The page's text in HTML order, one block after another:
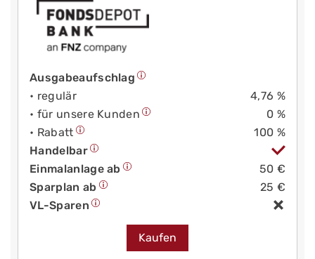
Ausgabeaufschlag
• regulär
4,76 %
• für unsere Kunden
0 %
• Rabatt
100 %
Handelbar
Einmalanlage ab
50 €
Sparplan ab
25 €
VL-Sparen
Kaufen